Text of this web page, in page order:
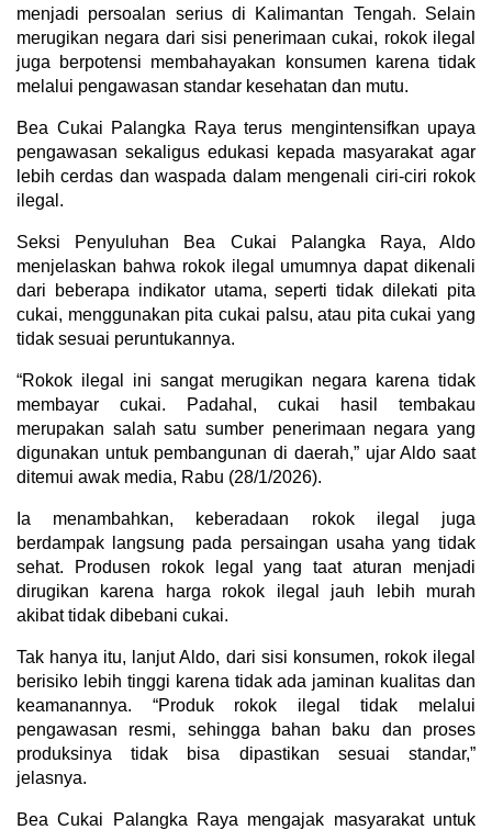
menjadi persoalan serius di Kalimantan Tengah. Selain
merugikan negara dari sisi penerimaan cukai, rokok ilegal
juga berpotensi membahayakan konsumen karena tidak
melalui pengawasan standar kesehatan dan mutu.
Bea Cukai Palangka Raya terus mengintensifkan upaya
pengawasan sekaligus edukasi kepada masyarakat agar
lebih cerdas dan waspada dalam mengenali ciri-ciri rokok
ilegal.
Seksi Penyuluhan Bea Cukai Palangka Raya, Aldo
menjelaskan bahwa rokok ilegal umumnya dapat dikenali
dari beberapa indikator utama, seperti tidak dilekati pita
cukai, menggunakan pita cukai palsu, atau pita cukai yang
tidak sesuai peruntukannya.
“Rokok ilegal ini sangat merugikan negara karena tidak
membayar cukai. Padahal, cukai hasil tembakau
merupakan salah satu sumber penerimaan negara yang
digunakan untuk pembangunan di daerah,” ujar Aldo saat
ditemui awak media, Rabu (28/1/2026).
Ia menambahkan, keberadaan rokok ilegal juga
berdampak langsung pada persaingan usaha yang tidak
sehat. Produsen rokok legal yang taat aturan menjadi
dirugikan karena harga rokok ilegal jauh lebih murah
akibat tidak dibebani cukai.
Tak hanya itu, lanjut Aldo, dari sisi konsumen, rokok ilegal
berisiko lebih tinggi karena tidak ada jaminan kualitas dan
keamanannya. “Produk rokok ilegal tidak melalui
pengawasan resmi, sehingga bahan baku dan proses
produksinya tidak bisa dipastikan sesuai standar,”
jelasnya.
Bea Cukai Palangka Raya mengajak masyarakat untuk